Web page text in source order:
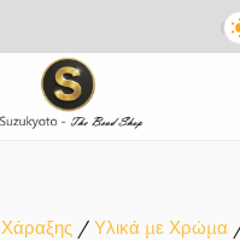
Υλικά με Χρώμα